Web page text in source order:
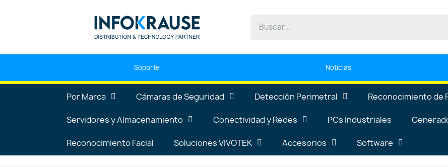
Soporte Noticias
Por Marca Cámaras de Seguridad Detección Perimetral Reconocimiento de
Servidores y Almacenamiento Conectividad y Redes PCs Industriales
Reconocimiento Facial Soluciones VIVOTEK Accesorios Software